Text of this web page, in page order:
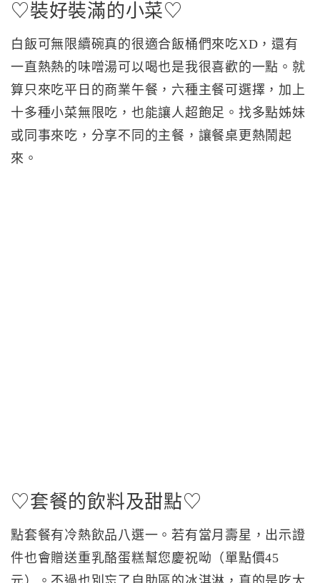
♡裝好裝滿的小菜♡
白飯可無限續碗真的很適合飯桶們來吃XD，還有
一直熱熱的味噌湯可以喝也是我很喜歡的一點。就
算只來吃平日的商業午餐，六種主餐可選擇，加上
十多種小菜無限吃，也能讓人超飽足。找多點姊妹
或同事來吃，分享不同的主餐，讓餐桌更熱鬧起
來。
♡套餐的飲料及甜點♡
點套餐有冷熱飲品八選一。若有當月壽星，出示證
件也會贈送重乳酪蛋糕幫您慶祝呦（單點價45